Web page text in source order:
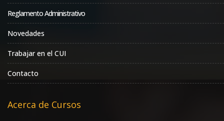
Reglamento Administrativo
Novedades
Trabajar en el CUI
Contacto
Acerca de Cursos